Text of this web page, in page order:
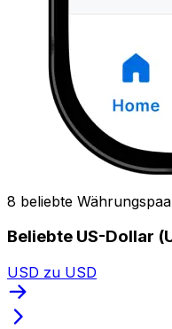
8 beliebte
Beliebte US-Dollar
USD zu USD